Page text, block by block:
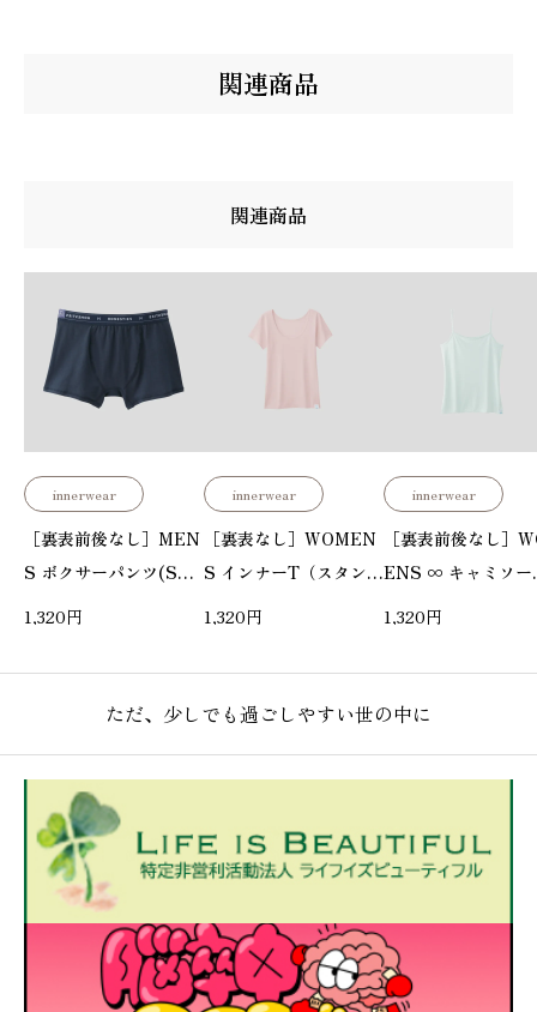
関連商品
関連商品
innerwear
［裏表前後なし］MEN
S ボクサーパンツ(S/
M/L/XL)
1,320円
innerwear
［裏表なし］WOMEN
S インナーT（スタンダ
ード）(S/M/L)
1,320円
innerwear
［裏表前後なし］
ENS ∞ キャミソー
（スタンダード）
1,320円
ただ、少しでも過ごしやすい世の中に